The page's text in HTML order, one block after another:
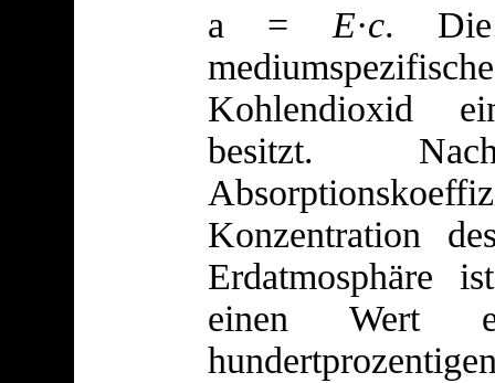
a = E·c. Die
Kohlendioxid
besitzt.
Konzentration
Erdatmosphäre
einen Wert